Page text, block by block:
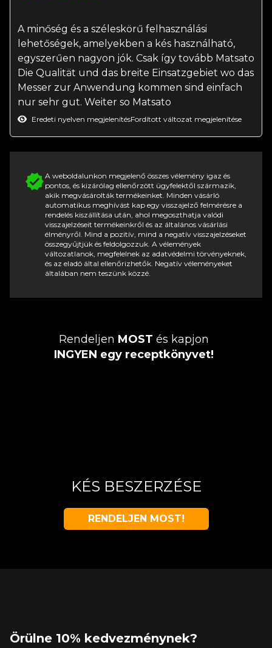
A minőség és a széleskörű felhasználási
lehetőségek, amelyekben a kés használható,
egyszerűen nagyon jók. Csak így tovább Matsato
Die Qualität und das breite Einsatzgebiet wo das
Messer zur Anwendung kommen sind einfach
nur sehr gut. Weiter so Matsato
Eredeti nyelven megjelenítésFordított változat megjelenítése
A weboldalunkon megjelenő összes vélemény igaz és
pontos, és kizárólag ellenőrzött ügyfelektől származik,
akik megvásárolták termékeinket. Minden vásárló
automatikus meghívást kap egy visszajelző felmérésre a
rendelés kiszállítása után, ahol megoszthatja valódi
visszajelzéseit termékeinkről és az általános vásárlási
élményről. Mind a pozitív, mind a negatív visszajelzéseket
összegyűjtjük és feldolgozzuk. A vélemények
változatlanok, megfelelnek az adatvédelmi törvényeknek,
és az eladó által ellenőrizhetők. Negatív véleményeket
általában nem teszünk közzé.
Rendeljen MOST és kapjon
INGYEN egy receptkönyvet!
KÉS BESZERZÉSE
RENDELJEN MOST!
Örülne 10% kedvezménynek?